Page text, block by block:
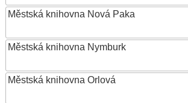
Městská knihovna Nová Paka
Městská knihovna Nymburk
Městská knihovna Orlová